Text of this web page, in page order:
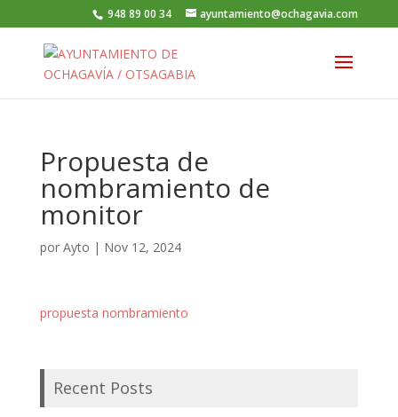
948 89 00 34 ayuntamiento@ochagavia.com
Propuesta de
nombramiento de
monitor
por Ayto | Nov 12, 2024
propuesta nombramiento
Recent Posts